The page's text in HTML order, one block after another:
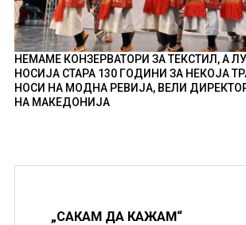
НЕМАМЕ КОНЗЕРВАТОРИ ЗА ТЕКСТИЛ, А
НОСИЈА СТАРА 130 ГОДИНИ ЗА НЕКОЈА
НОСИ НА МОДНА РЕВИЈА, ВЕЛИ
НА МАКЕДОНИЈА
„САКАМ ДА КАЖАМ“